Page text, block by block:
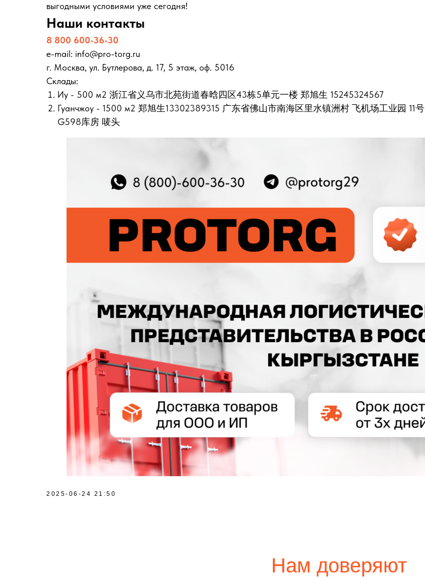
выгодными условиями уже сегодня!
Наши контакты
8 800 600-36-30
e-mail: info@pro-torg.ru
г. Москва, ул. Бутлерова, д. 17, 5 этаж, оф. 5016
Склады:
Иу - 500 м2 浙江省义乌市北苑街道春晗四区43栋5单元一楼 郑旭生 15245324567
Гуанчжоу - 1500 м2 郑旭生13302389315 广东省佛山市南海区里水镇洲村 飞机场工业园 11号
G598库房 唛头
2025-06-24 21:50
Нам доверяют